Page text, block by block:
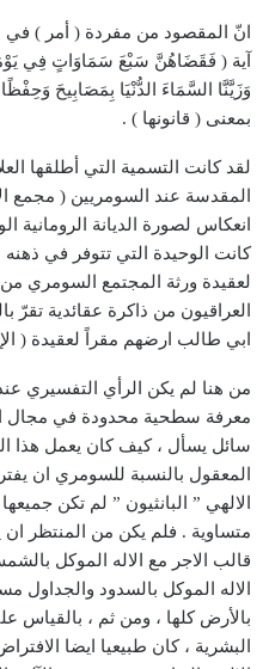
انّ المقصود من مفردة ( أمر ) في
آية ( فَقَضَاهُنَّ سَبْعَ سَمَاوَاتٍ فِي
بمعنى ( قانونها ) .
لقد كانت التسمية التي أطلقها
انعكاس لصورة الديانة الرومانية
كانت الوحيدة التي تتوفر في ذهنه
لعقيدة ورثة المجتمع السومري من
العراقيون من ذاكرة عقائدية تقرّ
ابي طالب ارضهم مقراً لعقيدة (
من هنا لم يكن الرأي التفسيري
معرفة سطحية محدودة في مجال
سائل يسأل ، كيف كان يعمل هذا
المعقول بالنسبة للسومري ان
الالهي ” البانثيون ” لم تكن
متساوية . فلم يكن من المنتظر ان
قالب الاجر مع الاله الموكل
الاله الموكل بالسدود والجداول
بالأرض كلها ، ومن ثم ، بالقياس
البشرية ، كان طبيعيا ايضا